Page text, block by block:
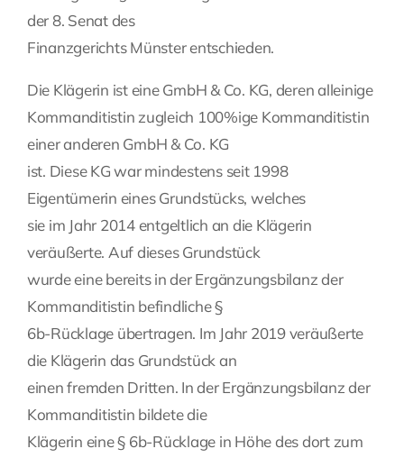
der 8. Senat des
Finanzgerichts Münster entschieden.
Die Klägerin ist eine GmbH & Co. KG, deren alleinige
Kommanditistin zugleich 100%ige Kommanditistin
einer anderen GmbH & Co. KG
ist. Diese KG war mindestens seit 1998
Eigentümerin eines Grundstücks, welches
sie im Jahr 2014 entgeltlich an die Klägerin
veräußerte. Auf dieses Grundstück
wurde eine bereits in der Ergänzungsbilanz der
Kommanditistin befindliche §
6b-Rücklage übertragen. Im Jahr 2019 veräußerte
die Klägerin das Grundstück an
einen fremden Dritten. In der Ergänzungsbilanz der
Kommanditistin bildete die
Klägerin eine § 6b-Rücklage in Höhe des dort zum